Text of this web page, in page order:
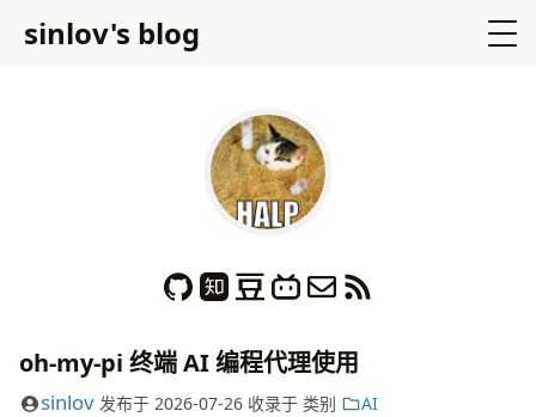
sinlov's blog
oh-my-pi 终端 AI 编程代理使用
sinlov 发布于 2026-07-26 收录于 类别 AI